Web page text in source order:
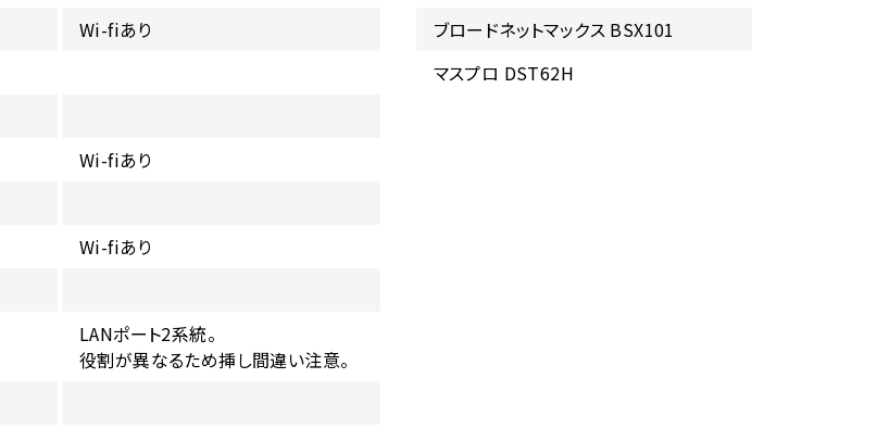
Wi-fiあり
Wi-fiあり
Wi-fiあり
LANポート2系統。
役割が異なるため挿し間違い注意。
ブロードネットマックス BSX101
マスプロ DST62H